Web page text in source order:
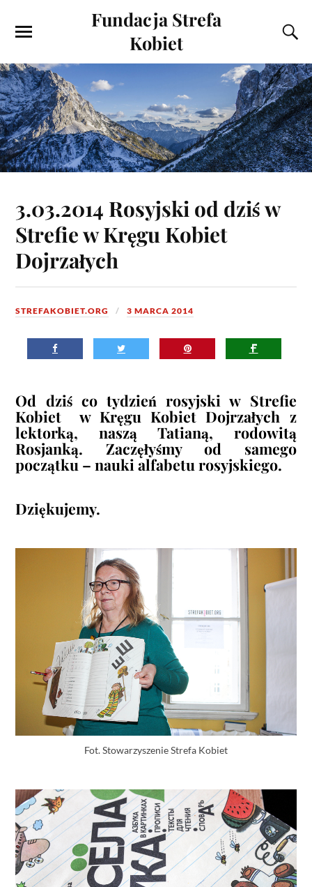
Fundacja Strefa
Kobiet
3.03.2014 Rosyjski od dziś w
Strefie w Kręgu Kobiet
Dojrzałych
STREFAKOBIET.ORG 3 MARCA 2014
Od dziś co tydzień rosyjski w Strefie
Kobiet w Kręgu Kobiet Dojrzałych z
lektorką, naszą Tatianą, rodowitą
Rosjanką. Zaczęłyśmy od samego
początku – nauki alfabetu rosyjskiego.
Dziękujemy.
Fot. Stowarzyszenie Strefa Kobiet